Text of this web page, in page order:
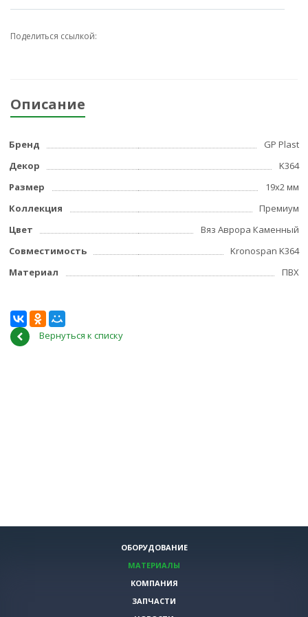
Поделиться ссылкой:
Описание
Бренд
GP Plast
Декор
K364
Размер
19x2 мм
Коллекция
Премиум
Цвет
Вяз Аврора Каменный
Совместимость
Kronospan K364
Материал
ПВХ
Вернуться к списку
ОБОРУДОВАНИЕ
МАТЕРИАЛЫ
КОМПАНИЯ
ЗАПЧАСТИ